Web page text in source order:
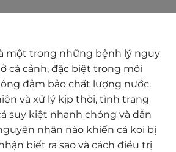
một trong những bệnh lý nguy
cá cảnh, đặc biệt trong môi
đảm bảo chất lượng nước.
và xử lý kịp thời, tình trạng
suy kiệt nhanh chóng và dẫn
nhân nào khiến cá koi bị
biết ra sao và cách điều trị